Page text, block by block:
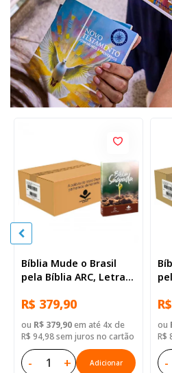
Bíblia Mude o Brasil
pela Bíblia ARC, Letra
— 52 Biblias
R$ 379,90
ou R$ 379,90em até 4x de
R$ 94,98 sem juros no cartão
- + Adicionar
—
ou
R$
-